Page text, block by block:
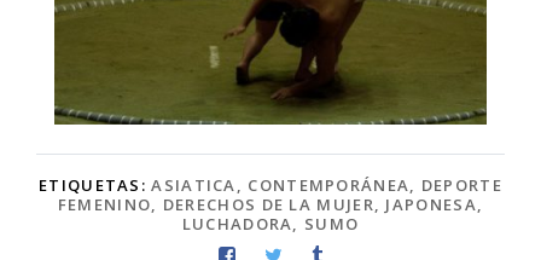
ETIQUETAS:ASIATICA, CONTEMPORÁNEA, DEPORTE
FEMENINO, DERECHOS DE LA MUJER, JAPONESA,
LUCHADORA, SUMO